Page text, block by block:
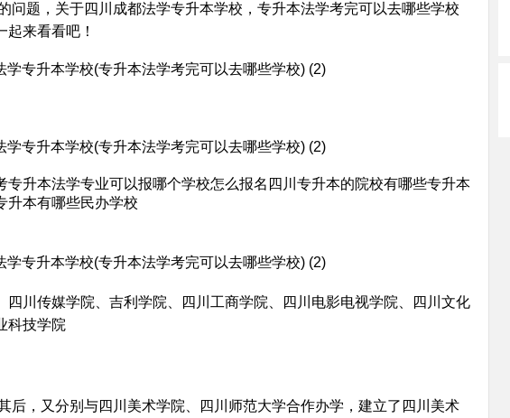
问题，关于四川成都法学专升本学校，专升本法学考完可以去哪些学校
来看看吧！
专升本法学专业可以报哪个学校怎么报名四川专升本的院校有哪些专升本
升本有哪些民办学校
四川传媒学院、吉利学院、四川工商学院、四川电影电视学院、四川文化
科技学院
后，又分别与四川美术学院、四川师范大学合作办学，建立了四川美术